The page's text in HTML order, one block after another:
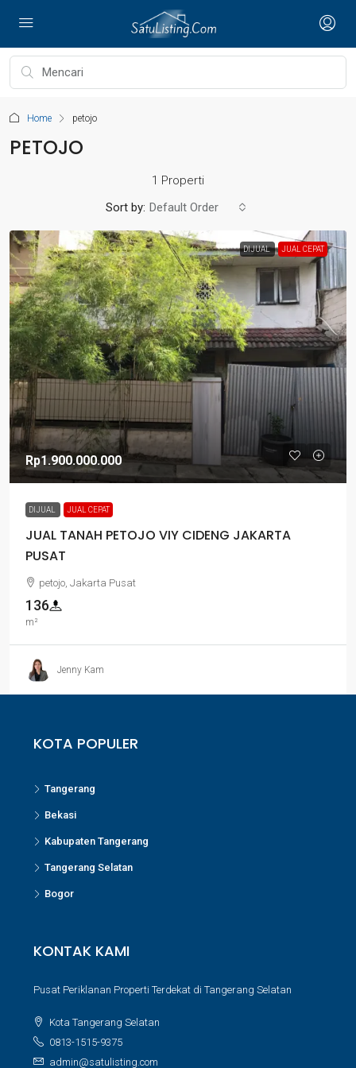
Home petojo
PETOJO
1 Properti
Sort by: Default Order
DIJUAL JUAL CEPAT
Rp1.900.000.000
DIJUAL JUAL CEPAT
JUAL TANAH PETOJO VIY CIDENG JAKARTA
PUSAT
petojo, Jakarta Pusat
136
m²
Jenny Kam
KOTA POPULER
Tangerang
Bekasi
Kabupaten Tangerang
Tangerang Selatan
Bogor
KONTAK KAMI
Pusat Periklanan Properti Terdekat di Tangerang Selatan
Kota Tangerang Selatan
0813-1515-9375
admin@satulisting.com